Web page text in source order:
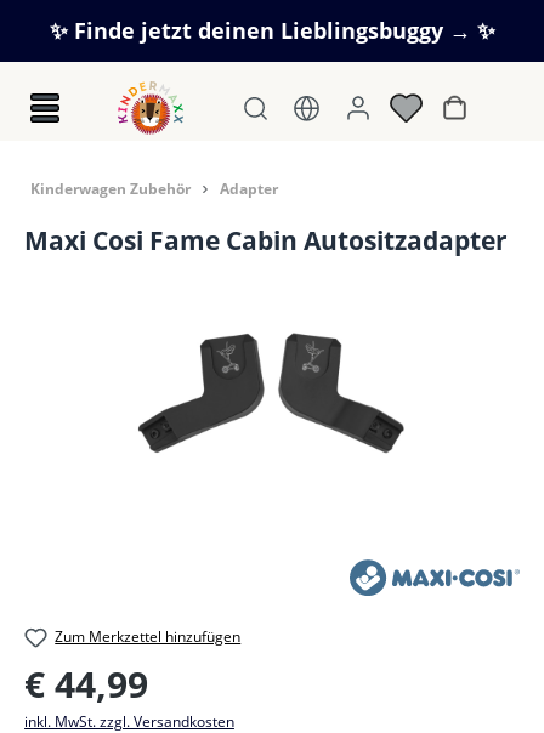
Zum Hauptinhalt springen
✨ Finde jetzt deinen Lieblingsbuggy → ✨
Kinderwagen Zubehör Adapter
Maxi Cosi Fame Cabin Autositzadapter
Zum Merkzettel hinzufügen
Regulärer Preis:
€ 44,99
inkl. MwSt. zzgl. Versandkosten